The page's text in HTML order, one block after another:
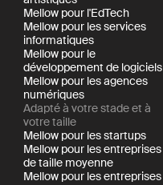
Mellow pour l'EdTech
Mellow pour les services
informatiques
Mellow pour le
développement de logiciels
Mellow pour les agences
numériques
Adapté à votre stade et à
votre taille
Mellow pour les startups
Mellow pour les entreprises
de taille moyenne
Mellow pour les entreprises